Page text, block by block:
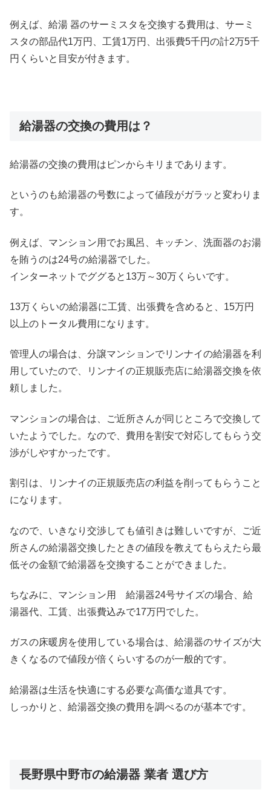
例えば、給湯 器のサーミスタを交換する費用は、サーミ
スタの部品代1万円、工賃1万円、出張費5千円の計2万5千
円くらいと目安が付きます。
給湯器の交換の費用は？
給湯器の交換の費用はピンからキリまであります。
というのも給湯器の号数によって値段がガラッと変わりま
す。
例えば、マンション用でお風呂、キッチン、洗面器のお湯
を賄うのは24号の給湯器でした。
インターネットでググると13万～30万くらいです。
13万くらいの給湯器に工賃、出張費を含めると、15万円
以上のトータル費用になります。
管理人の場合は、分譲マンションでリンナイの給湯器を利
用していたので、リンナイの正規販売店に給湯器交換を依
頼しました。
マンションの場合は、ご近所さんが同じところで交換して
いたようでした。なので、費用を割安で対応してもらう交
渉がしやすかったです。
割引は、リンナイの正規販売店の利益を削ってもらうこと
になります。
なので、いきなり交渉しても値引きは難しいですが、ご近
所さんの給湯器交換したときの値段を教えてもらえたら最
低その金額で給湯器を交換することができました。
ちなみに、マンション用 給湯器24号サイズの場合、給
湯器代、工賃、出張費込みで17万円でした。
ガスの床暖房を使用している場合は、給湯器のサイズが大
きくなるので値段が倍くらいするのが一般的です。
給湯器は生活を快適にする必要な高価な道具です。
しっかりと、給湯器交換の費用を調べるのが基本です。
長野県中野市の給湯器 業者 選び方